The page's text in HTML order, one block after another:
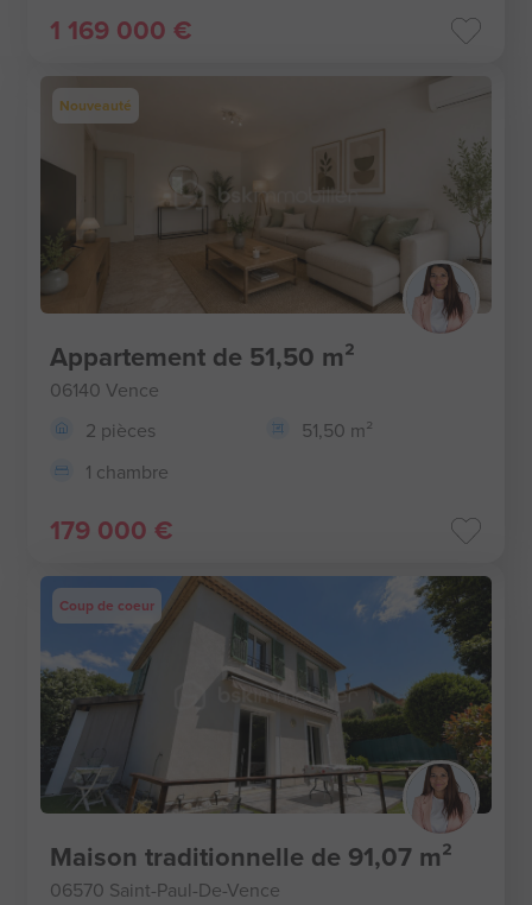
1 169 000 €
Nouveauté
Appartement de 51,50 m²
06140 Vence
2 pièces
51,50 m²
1 chambre
179 000 €
Coup de coeur
Maison traditionnelle de 91,07 m²
06570 Saint-Paul-De-Vence